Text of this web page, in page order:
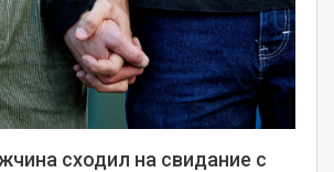
сходил на свидание с